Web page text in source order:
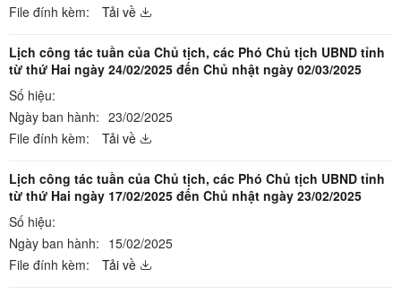
File đính kèm:
Tải về
Lịch công tác tuần của Chủ tịch, các Phó Chủ tịch UBND tỉnh
từ thứ Hai ngày 24/02/2025 đến Chủ nhật ngày 02/03/2025
Số hiệu:
Ngày ban hành: 23/02/2025
File đính kèm:
Tải về
Lịch công tác tuần của Chủ tịch, các Phó Chủ tịch UBND tỉnh
từ thứ Hai ngày 17/02/2025 đến Chủ nhật ngày 23/02/2025
Số hiệu:
Ngày ban hành: 15/02/2025
File đính kèm:
Tải về